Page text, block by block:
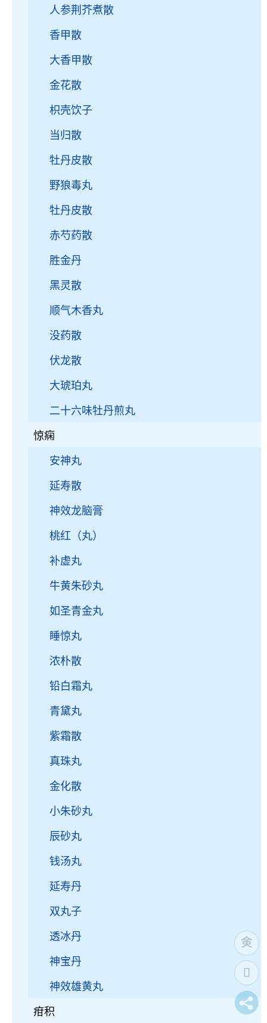
人参荆芥煮散
香甲散
大香甲散
金花散
枳壳饮子
当归散
牡丹皮散
野狼毒丸
牡丹皮散
赤芍药散
胜金丹
黑灵散
顺气木香丸
没药散
伏龙散
大琥珀丸
二十六味牡丹煎丸
惊痫
安神丸
延寿散
神效龙脑膏
桃红（丸）
补虚丸
牛黄朱砂丸
如圣青金丸
睡惊丸
浓朴散
铅白霜丸
青黛丸
紫霜散
真珠丸
金化散
小朱砂丸
辰砂丸
钱汤丸
延寿丹
双丸子
透冰丹
神宝丹
神效雄黄丸
疳积